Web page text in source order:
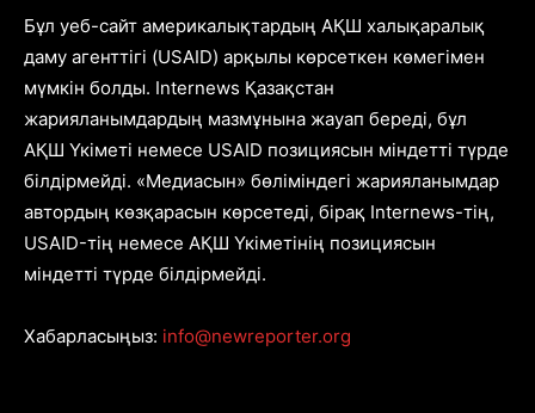
Бұл уеб-сайт америкалықтардың АҚШ халықаралық
даму агенттігі (USAID) арқылы көрсеткен көмегімен
мүмкін болды. Internews Қазақстан
жарияланымдардың мазмұнына жауап береді, бұл
АҚШ Үкіметі немесе USAID позициясын міндетті түрде
білдірмейді. «Медиасын» бөліміндегі жарияланымдар
автордың көзқарасын көрсетеді, бірақ Internews-тің,
USAID-тің немесе АҚШ Үкіметінің позициясын
міндетті түрде білдірмейді.
Хабарласыңыз: info@newreporter.org